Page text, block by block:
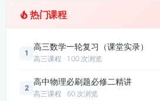
介绍其他植物激素的作用和相
种群和群落：
阐述种群的特征和数量变化，
法、种群增长的 “J” 型和 “S” 型
讲解群落的结构和演替类型（
热门课程
1
高三数学一轮复习（课堂实录）
高三课程 · 100 次浏览
2
高中物理必刷题必修二精讲
高三课程 · 60 次浏览